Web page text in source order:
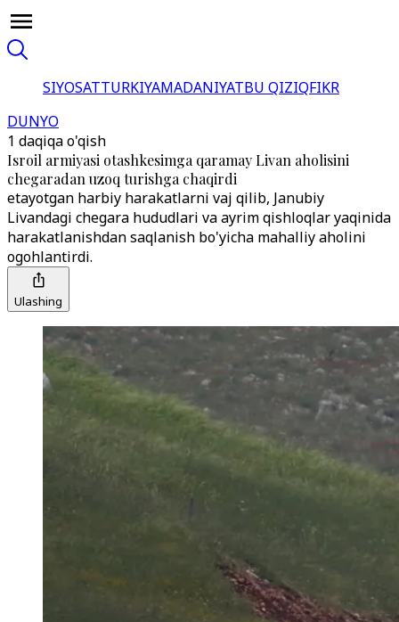
SIYOSATTURKIYAMADANIYATBU QIZIQFIKR
DUNYO
1 daqiqa o'qish
Isroil armiyasi otashkesimga qaramay Livan aholisini
chegaradan uzoq turishga chaqirdi
etayotgan harbiy harakatlarni vaj qilib, Janubiy
Livandagi chegara hududlari va ayrim qishloqlar yaqinida
harakatlanishdan saqlanish bo'yicha mahalliy aholini
ogohlantirdi.
Ulashing